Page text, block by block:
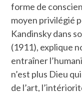
forme de
moyen privilégié
Kandinsky dans
(1911), explique
entraîner
n’est plus Dieu
de l’art,